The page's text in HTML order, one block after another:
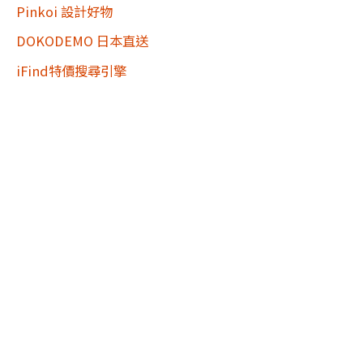
Pinkoi 設計好物
DOKODEMO 日本直送
iFind特價搜尋引擎